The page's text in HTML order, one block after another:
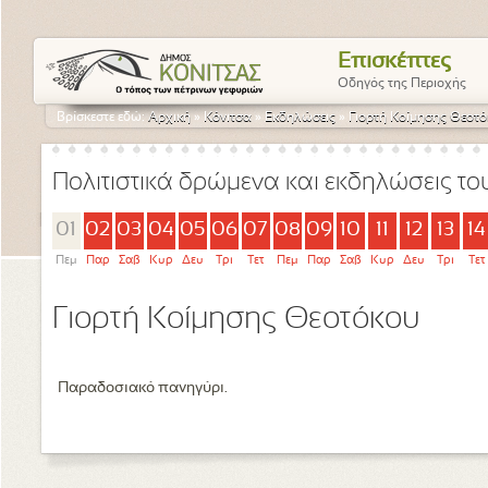
Επισκέπτες
Οδηγός της Περιοχής
Βρίσκεστε εδώ:Αρχική » Κόνιτσα » Εκδηλώσεις » Γιορτή Κοίμησης
Πολιτιστικά δρώμενα και εκδηλώσεις
01
Πεμ
02
Παρ
03
Σαβ
04
Κυρ
05
Δευ
06
Τρι
07
Τετ
08
Πεμ
09
Παρ
10
Σαβ Κυρ
12
Δευ
13
Τρι
14
Τετ
Γιορτή Κοίμησης Θεοτόκου
Παραδοσιακό πανηγύρι.